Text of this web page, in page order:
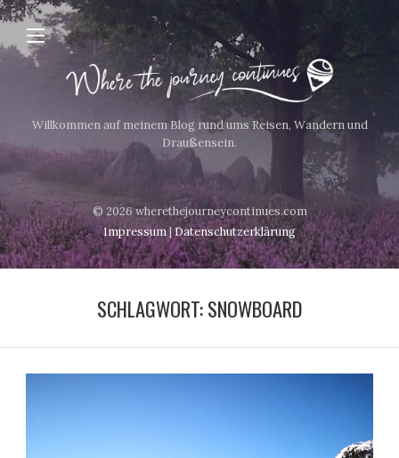
Willkommen auf meinem Blog rund ums Reisen, Wandern und
Draußensein.
© 2026 wherethejourneycontinues.com
Impressum|Datenschutzerklärung
SCHLAGWORT:SNOWBOARD